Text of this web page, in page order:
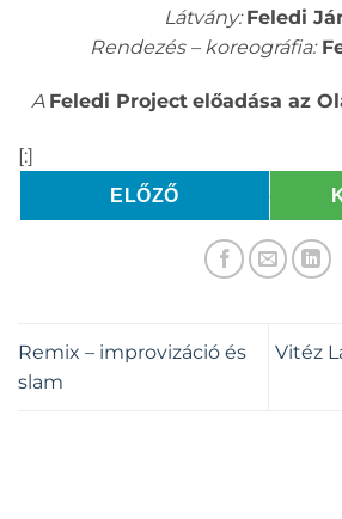
Látvány:Feledi
Rendezés – koreográfia:
A Feledi Project előadása az
[:]
ELŐZŐ
Remix – improvizáció és
slam
Vitéz